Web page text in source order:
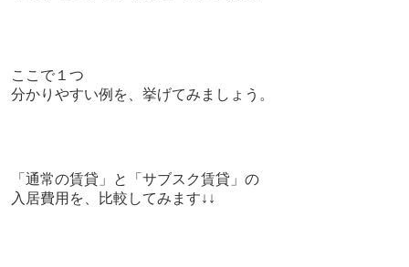
ここで１つ
分かりやすい例を、挙げてみましょう。
「通常の賃貸」と「サブスク賃貸」の
入居費用を、比較してみます↓↓